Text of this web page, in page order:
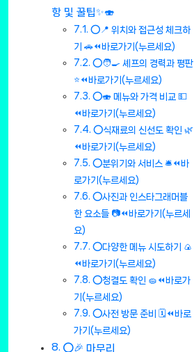
항 및 꿀팁✨🍣
⭕📍 위치와 접근성 체크하
기 🚗⏪바로가기(누르세요)
⭕🧑‍🍳 셰프의 경력과 평판
⭐⏪바로가기(누르세요)
⭕🍣 메뉴와 가격 비교 💵
⏪바로가기(누르세요)
⭕식재료의 신선도 확인 🌿
⏪바로가기(누르세요)
⭕분위기와 서비스 🛎️⏪바
로가기(누르세요)
⭕사진과 인스타그래머블
한 요소들 📷⏪바로가기(누르세
요)
⭕다양한 메뉴 시도하기 🍙
⏪바로가기(누르세요)
⭕청결도 확인 🧽⏪바로가
기(누르세요)
⭕사전 방문 준비 🗓️⏪바로
가기(누르세요)
⭕🎉 마무리